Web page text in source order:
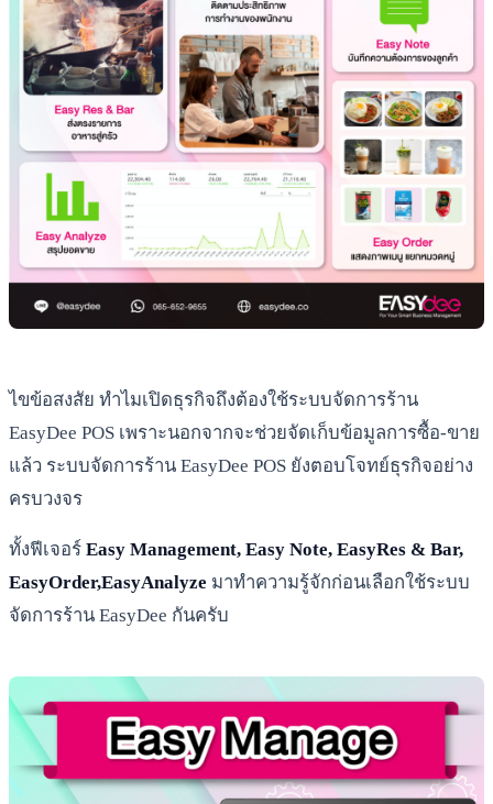
ไขข้อสงสัย ทำไมเปิดธุรกิจถึงต้องใช้ระบบจัดการร้าน
EasyDee POS เพราะนอกจากจะช่วยจัดเก็บข้อมูลการซื้อ-ขาย
แล้ว ระบบจัดการร้าน EasyDee POS ยังตอบโจทย์ธุรกิจอย่าง
ครบวงจร
ทั้งฟีเจอร์ Easy Management, Easy Note, EasyRes & Bar,
EasyOrder,EasyAnalyze มาทำความรู้จักก่อนเลือกใช้ระบบ
จัดการร้าน EasyDee กันครับ